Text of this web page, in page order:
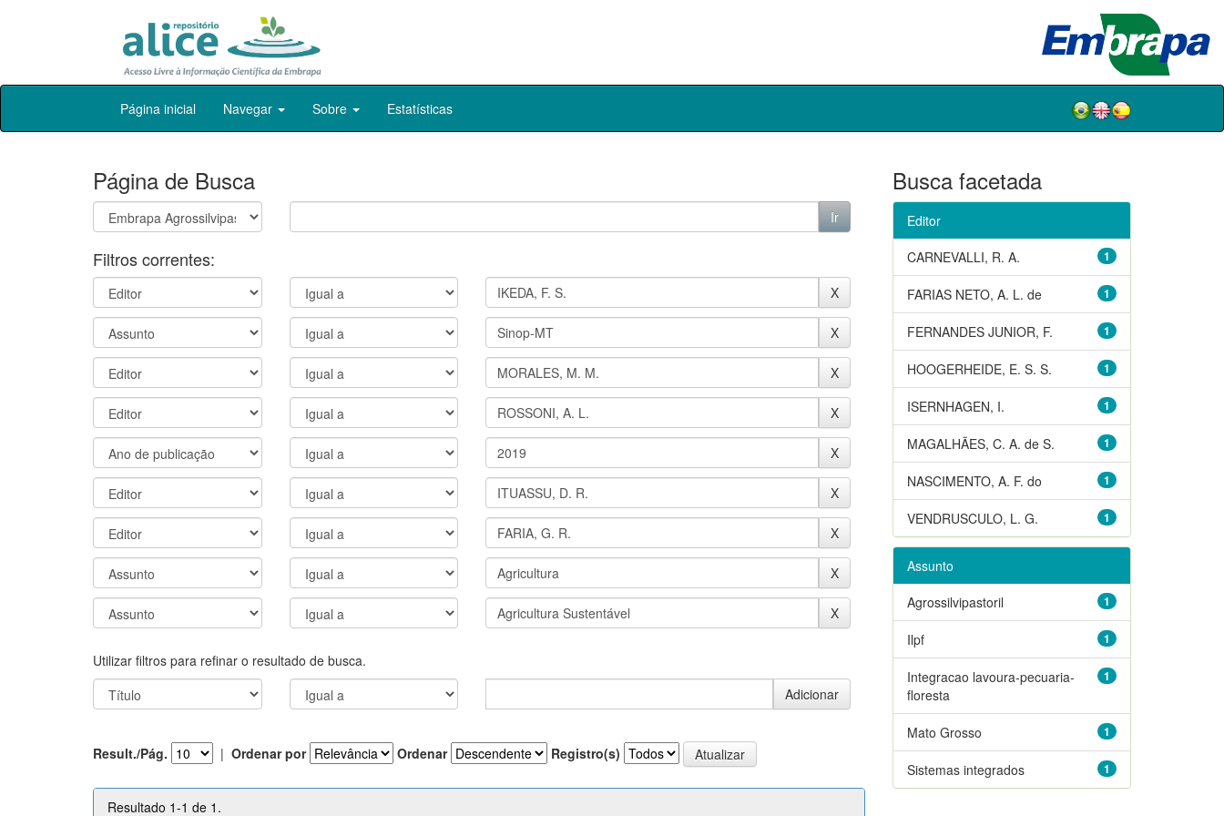
Skip
Página inicial Navegar Sobre Estatísticas
Página de Busca
Filtros correntes:
Utilizar filtros para refinar o resultado de busca.
Result./Pág. | Ordenar por Ordenar Registro(s)
Resultado 1-1 de 1.
Busca facetada
Editor
1
CARNEVALLI, R. A.
1
FARIAS NETO, A. L. de
1
FERNANDES JUNIOR, F.
1
HOOGERHEIDE, E. S. S.
1
ISERNHAGEN, I.
1
MAGALHÃES, C. A. de S.
1
NASCIMENTO, A. F. do
1
VENDRUSCULO, L. G.
Assunto
1
Agrossilvipastoril
1
Ilpf
1
Integracao lavoura-pecuaria-
floresta
1
Mato Grosso
1
Sistemas integrados